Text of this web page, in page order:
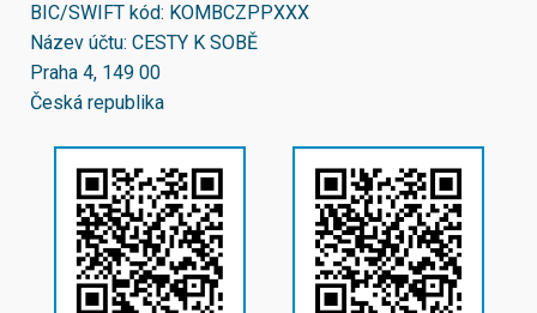
BIC/SWIFT kód: KOMBCZPPXXX
Název účtu: CESTY K SOBĚ
Praha 4, 149 00
Česká republika